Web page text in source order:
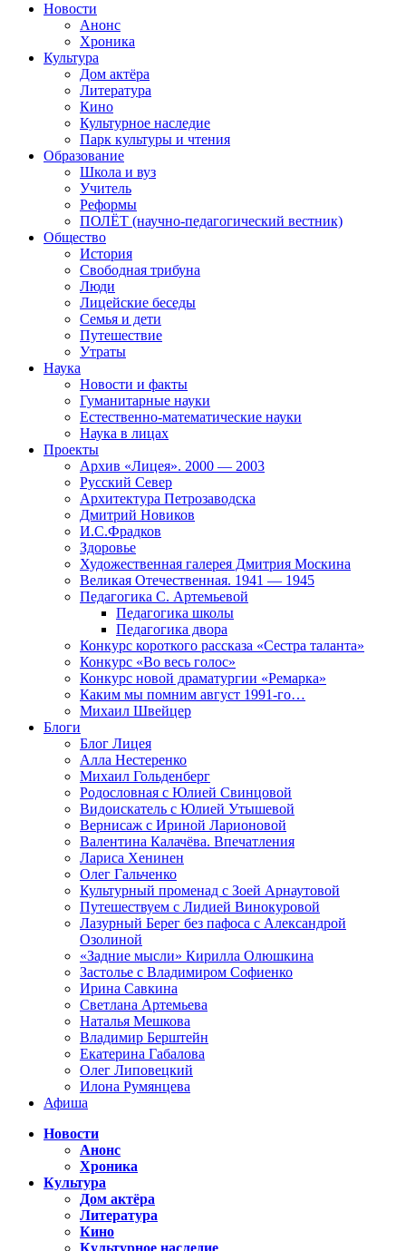
Новости
Анонс
Хроника
Культура
Дом актёра
Литература
Кино
Культурное наследие
Парк культуры и чтения
Образование
Школа и вуз
Учитель
Реформы
ПОЛЁТ (научно-педагогический вестник)
Общество
История
Свободная трибуна
Люди
Лицейские беседы
Семья и дети
Путешествие
Утраты
Наука
Новости и факты
Гуманитарные науки
Естественно-математические науки
Наука в лицах
Проекты
Архив «Лицея». 2000 — 2003
Русский Север
Архитектура Петрозаводска
Дмитрий Новиков
И.С.Фрадков
Здоровье
Художественная галерея Дмитрия Москина
Великая Отечественная. 1941 — 1945
Педагогика С. Артемьевой
Педагогика школы
Педагогика двора
Конкурс короткого рассказа «Сестра таланта»
Конкурс «Во весь голос»
Конкурс новой драматургии «Ремарка»
Каким мы помним август 1991-го…
Михаил Швейцер
Блоги
Блог Лицея
Алла Нестеренко
Михаил Гольденберг
Родословная с Юлией Свинцовой
Видоискатель с Юлией Утышевой
Вернисаж с Ириной Ларионовой
Валентина Калачёва. Впечатления
Лариса Хенинен
Олег Гальченко
Культурный променад с Зоей Арнаутовой
Путешествуем с Лидией Винокуровой
Лазурный Берег без пафоса с Александрой
Озолиной
«Задние мысли» Кирилла Олюшкина
Застолье с Владимиром Софиенко
Ирина Савкина
Светлана Артемьева
Наталья Мешкова
Владимир Берштейн
Екатерина Габалова
Олег Липовецкий
Илона Румянцева
Афиша
Новости
Анонс
Хроника
Культура
Дом актёра
Литература
Кино